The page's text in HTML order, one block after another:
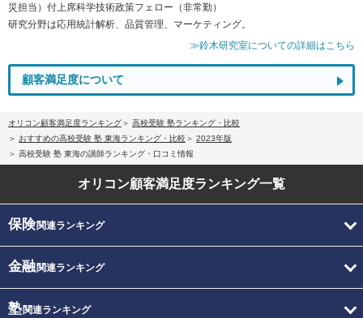
災担当）付上席科学技術政策フェロー（非常勤）
研究分野は応用統計解析、品質管理、マーケティング。
≫鈴木研究室についての詳細はこちら
顧客満足度について
オリコン顧客満足度ランキング
高校受験 塾ランキング・比較
おすすめの高校受験 塾 東海ランキング・比較
2023年版
高校受験 塾 東海の講師ランキング・口コミ情報
オリコン顧客満足度ランキング一覧
保険関連ランキング
金融関連ランキング
塾関連ランキング